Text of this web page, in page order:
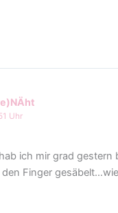
Uhr
ich mir grad gestern
Finger